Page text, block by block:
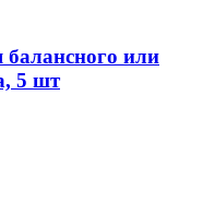
или
5 шт